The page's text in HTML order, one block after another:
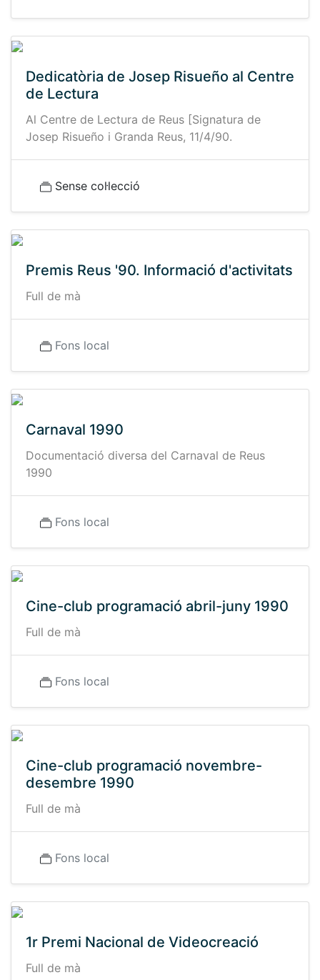
Dedicatòria de Josep Risueño al Centre
de Lectura
Al Centre de Lectura de Reus [Signatura de
Josep Risueño i Granda Reus, 11/4/90.
Sense col·lecció
Premis Reus '90. Informació d'activitats
Full de mà
Fons local
Carnaval 1990
Documentació diversa del Carnaval de Reus
1990
Fons local
Cine-club programació abril-juny 1990
Full de mà
Fons local
Cine-club programació novembre-
desembre 1990
Full de mà
Fons local
1r Premi Nacional de Videocreació
Full de mà